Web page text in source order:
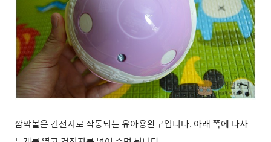
깜짝볼은 건전지로 작동되는 유아용완구입니다. 아래 쪽에 나사